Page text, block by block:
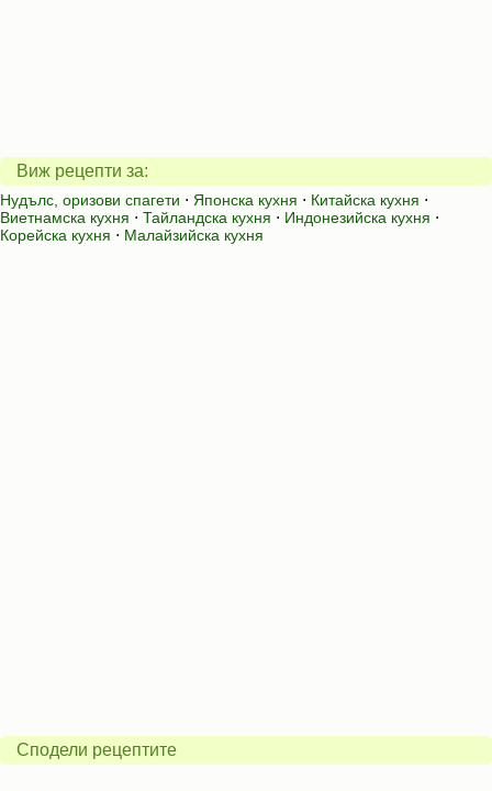
Виж рецепти за:
Нудълс, оризови спагети ⋅ Японска кухня ⋅ Китайска кухня ⋅
Виетнамска кухня ⋅ Тайландска кухня ⋅ Индонезийска кухня ⋅
Корейска кухня ⋅ Малайзийска кухня
Сподели рецептите